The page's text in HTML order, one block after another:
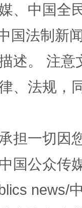
、中国全
国法制新
述。 注
、法规，
担一切因
国公众传
news/